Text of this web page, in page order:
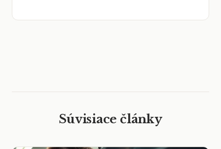
Súvisiace články